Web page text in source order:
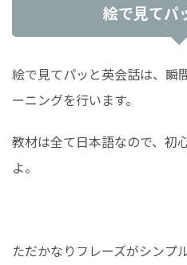
絵で見てパ
絵で見てパッと英会話は、瞬
ーニングを行います。
教材は全て日本語なので、初
よ。
ただかなりフレーズがシンプ